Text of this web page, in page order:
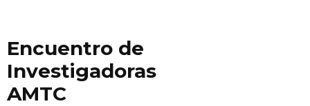
Encuentro de
Investigadoras
AMTC